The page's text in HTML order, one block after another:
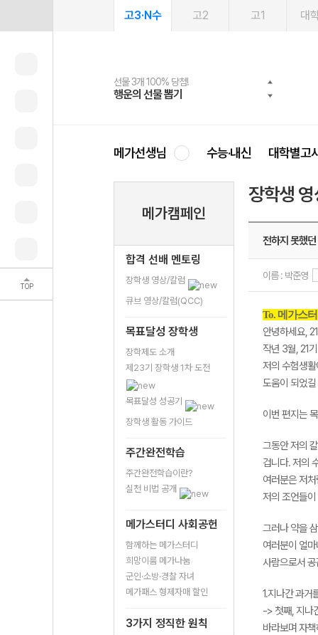
TOP
고3·N수 고2 고1 대
선물 3개 100% 당첨!
행운의 선물 뽑기
선물 100% 증정!
메가스터디 X 올리브
여름방학 스터디 캐시백
메가런 썸머스쿨
2027 러셀 단과
강사 공개선발
스마트러닝앱
설문 EVENT
메가패스
3일 무료 체험권
메가패스 수강생 무료혜택!
메가클럽 멤버십
사회공헌 캠페인
희망이룸 메가나눔
메가선생님 수능·내신 대학별고
메가캠페인
합격 선배 멘토링
장학생 영상/칼럼
큐브 영상/칼럼(QCC)
목표달성 장학생
장학제도 소개
제23기 장학생 1차 도전
목표달성 성공기
장학생 활동 가이드
주간완전학습
주간완전학습이란?
실천 비법 공개
메가스터디 사회공헌
함께하는 메가스터디
희망이룸 메가나눔
군인·소방·경찰 자녀
메가패스 형제자매 할인
3가지 정직한 원칙
장학생
전하지 못했
이름 : 박준영
To. 메가스
안녕하세요,
작년 3월, 21
저의 수험생
도움이 되었
이번 편지는
그동안 저의
겁니다. 저의
여러분은 저
저의 조언들
그러나 약을
여러분이 얼
사람으로서
1.지나간 과거
-> 첫째, 지나
바라보며 자